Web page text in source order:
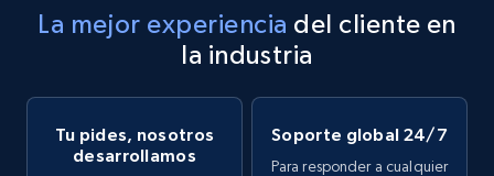
La mejor experiencia del cliente en
la industria
Tu pides, nosotros
desarrollamos
Soporte global 24/7
Para responder a cualquier